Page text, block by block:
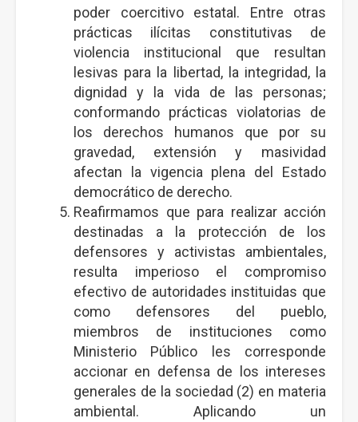
poder coercitivo estatal. Entre otras
prácticas ilícitas constitutivas de
violencia institucional que resultan
lesivas para la libertad, la integridad, la
dignidad y la vida de las personas;
conformando prácticas violatorias de
los derechos humanos que por su
gravedad, extensión y masividad
afectan la vigencia plena del Estado
democrático de derecho.
Reafirmamos que para realizar acción
destinadas a la protección de los
defensores y activistas ambientales,
resulta imperioso el compromiso
efectivo de autoridades instituidas que
como defensores del pueblo,
miembros de instituciones como
Ministerio Público les corresponde
accionar en defensa de los intereses
generales de la sociedad (2) en materia
ambiental. Aplicando un